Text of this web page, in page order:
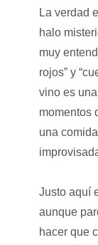
La verdad
halo
muy
rojos” y
vino es
momentos
una
Justo aquí
aunque
hacer que